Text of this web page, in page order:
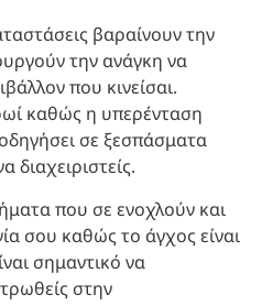
βαραίνουν την
την ανάγκη να
που κινείσαι.
καθώς η υπερένταση
σε ξεσπάσματα
διαχειριστείς.
που σε ενοχλούν και
σου καθώς το άγχος είναι
σημαντικό να
στην